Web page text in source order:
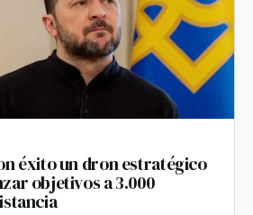
éxito un dron estratégico
objetivos a 3.000